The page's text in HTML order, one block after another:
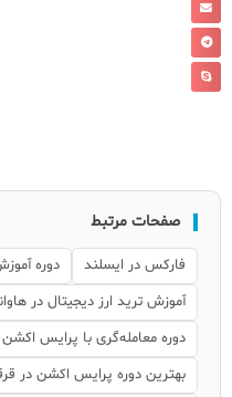
صفحات مرتبط
فارکس در ایسلند
دوره
آموزش ترید ارز دیجیتال در
دوره معامله‌گری با پرایس
بهترین دوره پرایس اکشن در